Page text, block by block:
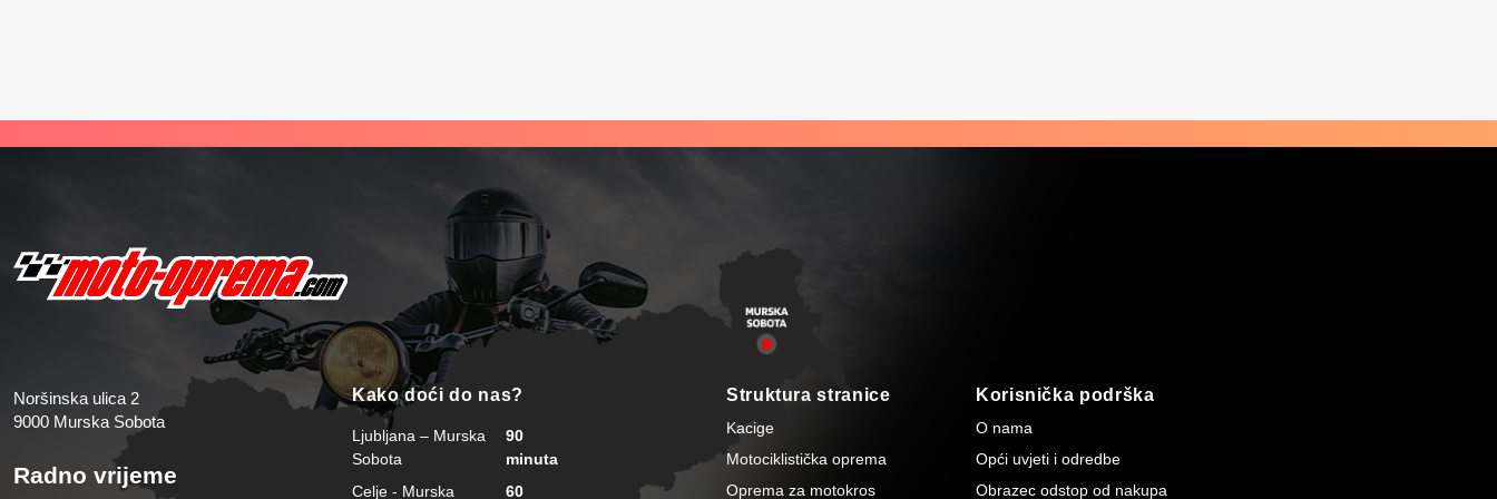
Noršinska ulica 2
9000 Murska Sobota
Radno vrijeme
Kako doći do nas?
Ljubljana – Murska
Sobota
90
minuta
Celje - Murska
60
Struktura stranice
Kacige
Motociklistička oprema
Oprema za motokros
Korisnička podrška
O nama
Opći uvjeti i odredbe
Obrazec odstop od nakupa